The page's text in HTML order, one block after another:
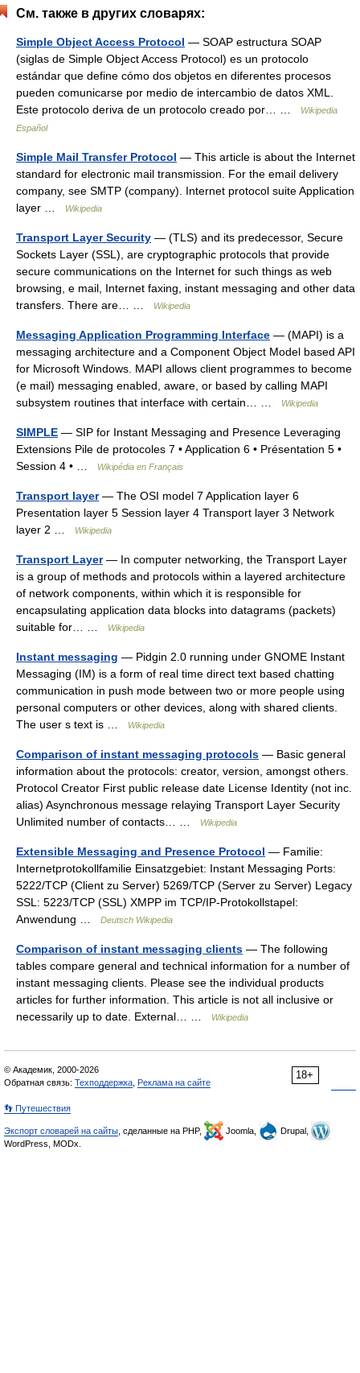
См. также в других словарях:
Simple Object Access Protocol — SOAP estructura SOAP
(siglas de Simple Object Access Protocol) es un protocolo
estándar que define cómo dos objetos en diferentes procesos
pueden comunicarse por medio de intercambio de datos XML.
Este protocolo deriva de un protocolo creado por… …
Wikipedia
Español
Simple Mail Transfer Protocol — This article is about the Internet
standard for electronic mail transmission. For the email delivery
company, see SMTP (company). Internet protocol suite Application
layer …
Wikipedia
Transport Layer Security — (TLS) and its predecessor, Secure
Sockets Layer (SSL), are cryptographic protocols that provide
secure communications on the Internet for such things as web
browsing, e mail, Internet faxing, instant messaging and other data
transfers. There are… …
Wikipedia
Messaging Application Programming Interface — (MAPI) is a
messaging architecture and a Component Object Model based API
for Microsoft Windows. MAPI allows client programmes to become
(e mail) messaging enabled, aware, or based by calling MAPI
subsystem routines that interface with certain… …
Wikipedia
SIMPLE — SIP for Instant Messaging and Presence Leveraging
Extensions Pile de protocoles 7 • Application 6 • Présentation 5 •
Session 4 • …
Wikipédia en Français
Transport layer— The OSI model 7 Application layer 6
Presentation layer 5 Session layer 4 Transport layer 3 Network
layer 2 …
Wikipedia
Transport Layer— In computer networking, the Transport Layer
is a group of methods and protocols within a layered architecture
of network components, within which it is responsible for
encapsulating application data blocks into datagrams (packets)
suitable for… …
Wikipedia
Instant messaging — Pidgin 2.0 running under GNOME Instant
Messaging (IM) is a form of real time direct text based chatting
communication in push mode between two or more people using
personal computers or other devices, along with shared clients.
The user s text is …
Wikipedia
Comparison of instant messaging protocols — Basic general
information about the protocols: creator, version, amongst others.
Protocol Creator First public release date License Identity (not inc.
alias) Asynchronous message relaying Transport Layer Security
Unlimited number of contacts… …
Wikipedia
Extensible Messaging and Presence Protocol — Familie:
Internetprotokollfamilie Einsatzgebiet: Instant Messaging Ports:
5222/TCP (Client zu Server) 5269/TCP (Server zu Server) Legacy
SSL: 5223/TCP (SSL) XMPP im TCP/IP‑Protokollstapel:
Anwendung …
Deutsch Wikipedia
Comparison of instant messaging clients — The following
tables compare general and technical information for a number of
instant messaging clients. Please see the individual products
articles for further information. This article is not all inclusive or
necessarily up to date. External… …
Wikipedia
18+
© Академик, 2000-2026
Обратная связь: Техподдержка Реклама на сайте
👣 Путешествия
Экспорт словарей на сайты , сделанные на PHP, Joomla,
Drupal,
WordPress, MODx.